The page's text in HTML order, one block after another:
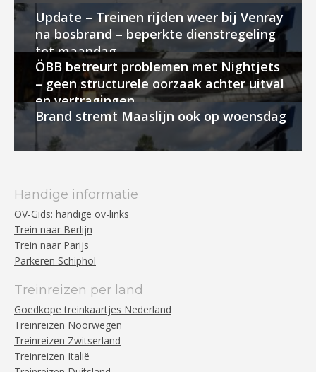
Update – Treinen rijden weer bij Venray
na bosbrand – beperkte dienstregeling
tot maandag
ÖBB betreurt problemen met Nightjets
– geen structurele oorzaak achter uitval
en vertragingen
Brand stremt Maaslijn ook op woensdag
Handige informatie
OV-Gids: handige ov-links
Trein naar Berlijn
Trein naar Parijs
Parkeren Schiphol
Treinreizen per land
Goedkope treinkaartjes Nederland
Treinreizen Noorwegen
Treinreizen Zwitserland
Treinreizen Italië